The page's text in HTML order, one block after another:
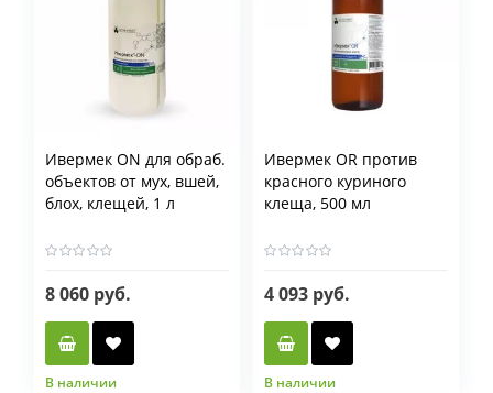
Ивермек ON для обраб.
объектов от мух, вшей,
блох, клещей, 1 л
8 060 руб.
В наличии
Ивермек OR против
красного куриного
клеща, 500 мл
4 093 руб.
В наличии